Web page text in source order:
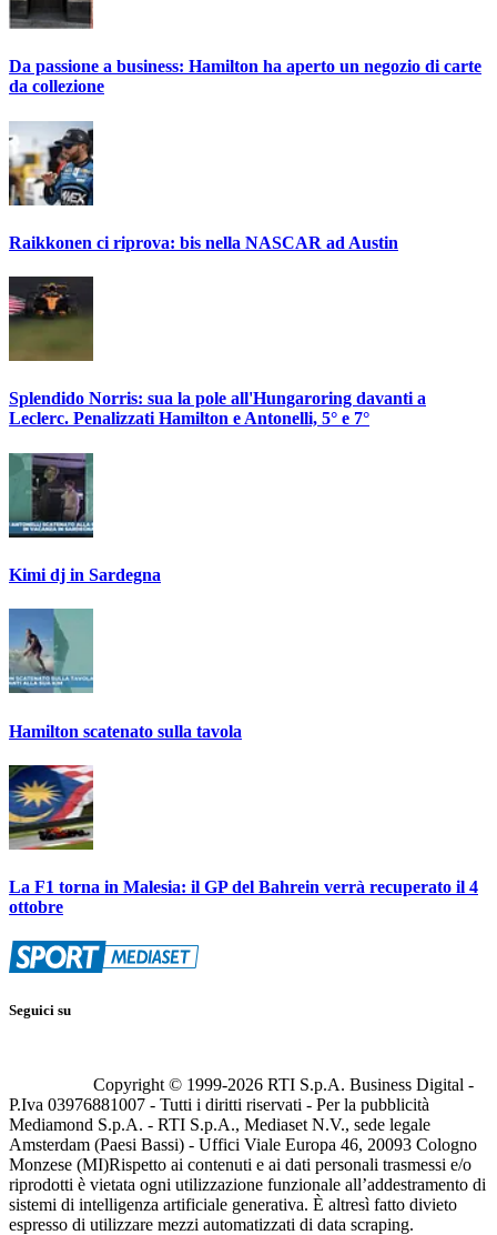
Da passione a business: Hamilton ha aperto un negozio di carte
da collezione
Raikkonen ci riprova: bis nella NASCAR ad Austin
Splendido Norris: sua la pole all'Hungaroring davanti a
Leclerc. Penalizzati Hamilton e Antonelli, 5° e 7°
Kimi dj in Sardegna
Hamilton scatenato sulla tavola
La F1 torna in Malesia: il GP del Bahrein verrà recuperato il 4
ottobre
Seguici su
Copyright © 1999-2026 RTI S.p.A. Business Digital -
P.Iva 03976881007 - Tutti i diritti riservati - Per la pubblicità
Mediamond S.p.A. - RTI S.p.A., Mediaset N.V., sede legale
Amsterdam (Paesi Bassi) - Uffici Viale Europa 46, 20093 Cologno
Monzese (MI)Rispetto ai contenuti e ai dati personali trasmessi e/o
riprodotti è vietata ogni utilizzazione funzionale all’addestramento di
sistemi di intelligenza artificiale generativa. È altresì fatto divieto
espresso di utilizzare mezzi automatizzati di data scraping.